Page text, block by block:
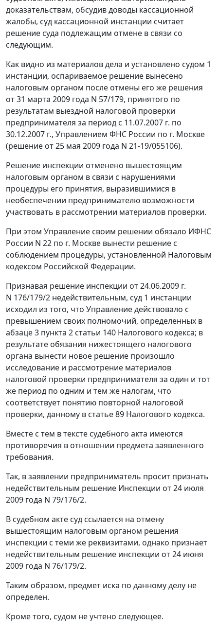
доказательствам, обсудив доводы кассационной
жалобы, суд кассационной инстанции считает
решение суда подлежащим отмене в связи со
следующим.
Как видно из материалов дела и установлено судом 1
инстанции, оспариваемое решение вынесено
налоговым органом после отмены его же решения
от 31 марта 2009 года N 57/179, принятого по
результатам выездной налоговой проверки
предпринимателя за период с 11.07.2007 г. по
30.12.2007 г., Управлением ФНС России по г. Москве
(решение от 25 мая 2009 года N 21-19/055106).
Решение инспекции отменено вышестоящим
налоговым органом в связи с нарушениями
процедуры его принятия, выразившимися в
необеспечении предпринимателю возможности
участвовать в рассмотрении материалов проверки.
При этом Управление своим решении обязало ИФНС
России N 22 по г. Москве вынести решение с
соблюдением процедуры, установленной Налоговым
кодексом Российской Федерации.
Признавая решение инспекции от 24.06.2009 г.
N 176/179/2 недействительным, суд 1 инстанции
исходил из того, что Управление действовало с
превышением своих полномочий, определенных в
абзаце 3 пункта 2 статьи 140 Налогового кодекса; в
результате обязания нижестоящего налогового
органа вынести новое решение произошло
исследование и рассмотрение материалов
налоговой проверки предпринимателя за один и тот
же период по одним и тем же налогам, что
соответствует понятию повторной налоговой
проверки, данному в статье 89 Налогового кодекса.
Вместе с тем в тексте судебного акта имеются
противоречия в отношении предмета заявленного
требования.
Так, в заявлении предприниматель просит признать
недействительным решение Инспекции от 24 июля
2009 года N 79/176/2.
В судебном акте суд ссылается на отмену
вышестоящим налоговым органом решения
инспекции с теми же реквизитами, однако признает
недействительным решение инспекции от 24 июня
2009 года N 76/179/2.
Таким образом, предмет иска по данному делу не
определен.
Кроме того, судом не учтено следующее.